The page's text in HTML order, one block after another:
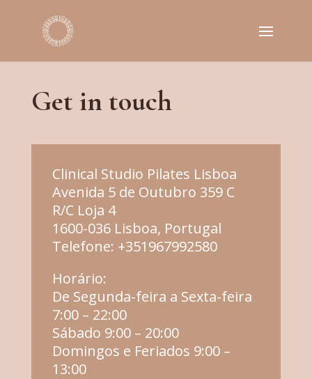
Get in touch
Clinical Studio Pilates Lisboa
Avenida 5 de Outubro 359 C
R/C Loja 4
1600-036 Lisboa, Portugal
Telefone: +351967992580
Horário:
De Segunda-feira a Sexta-feira
7:00 – 22:00
Sábado 9:00 – 20:00
Domingos e Feriados 9:00 –
13:00